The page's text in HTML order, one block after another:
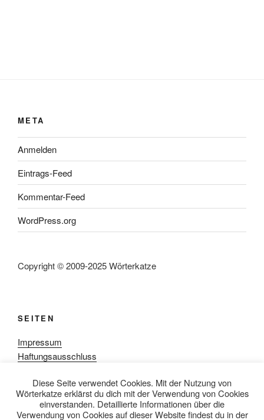
META
Anmelden
Eintrags-Feed
Kommentar-Feed
WordPress.org
Copyright © 2009-2025 Wörterkatze
SEITEN
Impressum
Haftungsausschluss
Rezensionpolitik
Bewertungsschema
Media-Kit
Diese Seite verwendet Cookies. Mit der Nutzung von
Wörterkatze erklärst du dich mit der Verwendung von Cookies
einverstanden. Detaillierte Informationen über die
Verwendung von Cookies auf dieser Website findest du in der